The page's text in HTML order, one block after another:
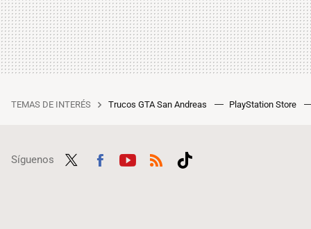
TEMAS DE INTERÉS Trucos GTA San Andreas PlayStation Store
Síguenos